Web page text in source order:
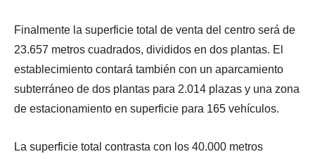
Finalmente la superficie total de venta del centro será de
23.657 metros cuadrados, divididos en dos plantas. El
establecimiento contará también con un aparcamiento
subterráneo de dos plantas para 2.014 plazas y una zona
de estacionamiento en superficie para 165 vehículos.
La superficie total contrasta con los 40.000 metros